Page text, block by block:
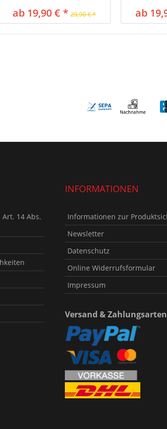
ab 19,90 € * 29,90 € * ab
14 Abs.
INFORMATIONEN
Informationen zur
Newsletter
Datenschutz
Online Widerrufsformular
Impressum
Versand & Zahlungsarten